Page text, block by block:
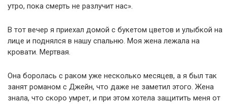
утро, пока смерть не разлучит нас».
В тот вечер я приехал домой с букетом цветов и улыбкой на
лице и поднялся в нашу спальню. Моя жена лежала на
кровати. Мертвая.
Она боролась с раком уже несколько месяцев, а я был так
занят романом с Джейн, что даже не заметил этого. Жена
знала, что скоро умрет, и при этом хотела защитить меня от